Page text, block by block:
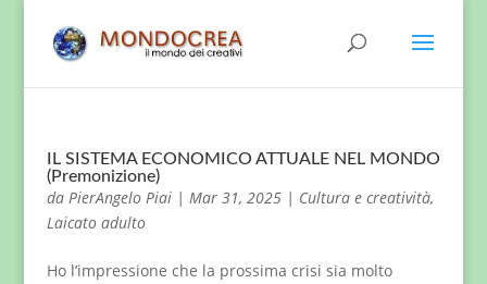
IL SISTEMA ECONOMICO ATTUALE NEL MONDO
(Premonizione)
da PierAngelo Piai| Mar 31, 2025| Cultura e creatività,
Laicato adulto
Ho l’impressione che la prossima crisi sia molto